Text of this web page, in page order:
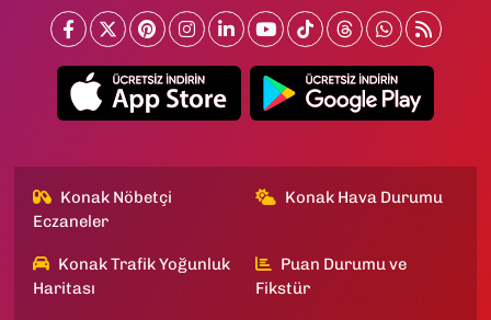
Konak Nöbetçi
Eczaneler
Konak Hava Durumu
Konak Trafik Yoğunluk
Haritası
Puan Durumu ve
Fikstür